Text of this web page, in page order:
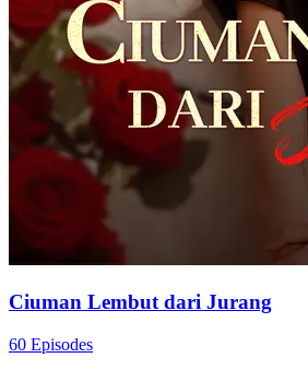
Ciuman Lembut dari Jurang
60 Episodes